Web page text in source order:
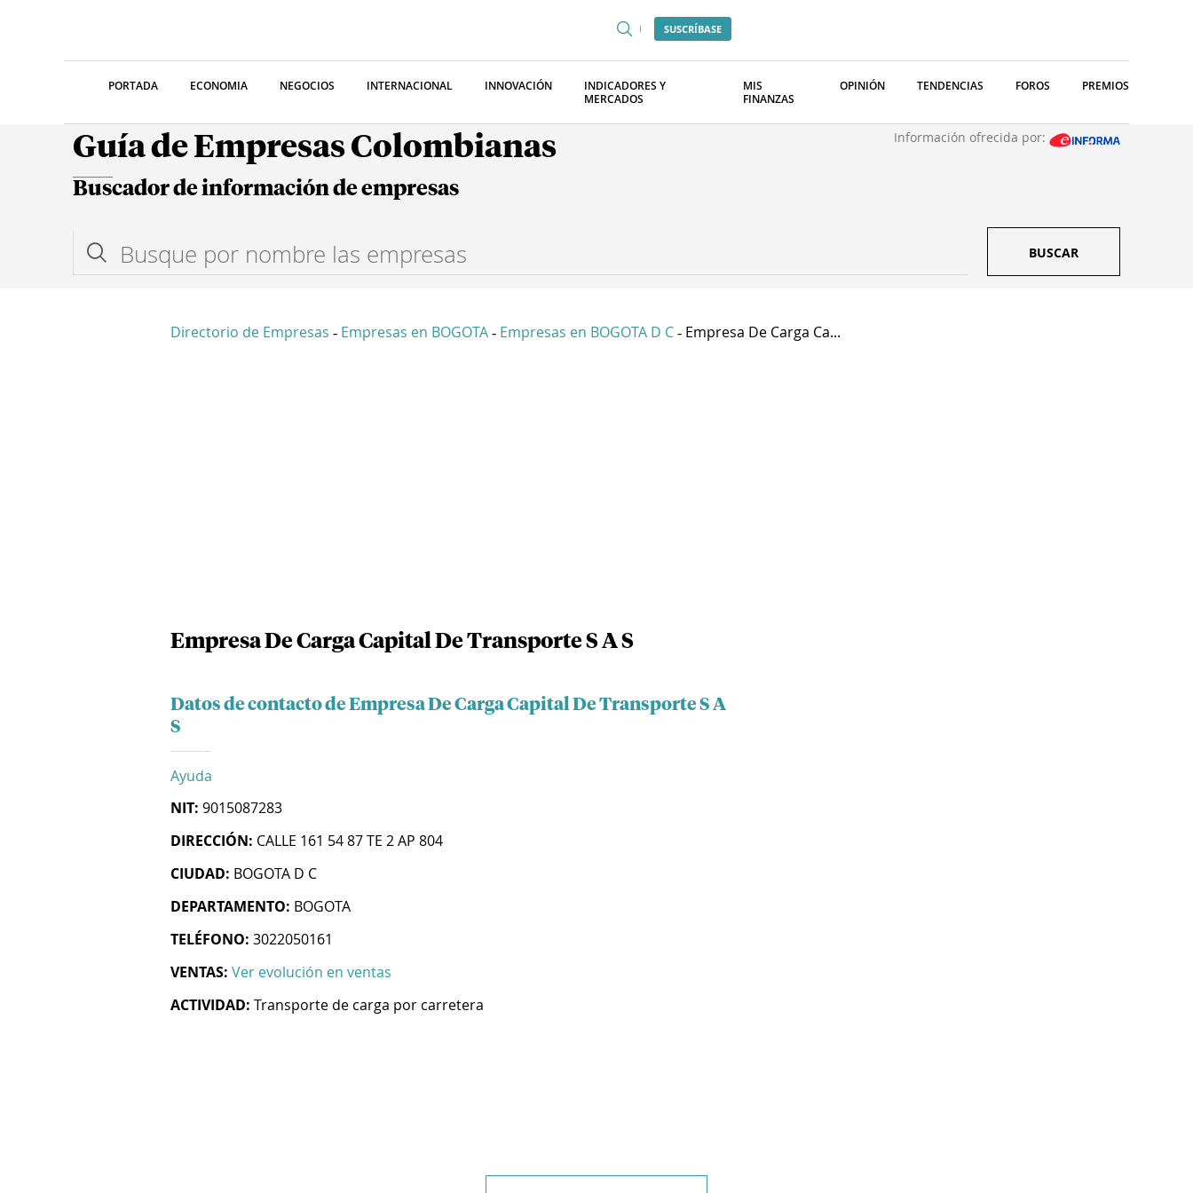
SUSCRÍBASE
PORTADA ECONOMIA NEGOCIOS INTERNACIONAL INNOVACIÓN
INDICADORES Y
MERCADOS
MIS
FINANZAS
OPINIÓN TENDENCIAS FOROS PREMIOS
Guía de Empresas Colombianas Información ofrecida por:
Buscador de información de empresas
BUSCAR
Directorio de Empresas - Empresas en BOGOTA - Empresas en BOGOTA D C - Empresa De Carga Ca...
Empresa De Carga Capital De Transporte S A S
Datos de contacto de Empresa De Carga Capital De Transporte S A
S
Ayuda
NIT: 9015087283
DIRECCIÓN: CALLE 161 54 87 TE 2 AP 804
CIUDAD: BOGOTA D C
DEPARTAMENTO: BOGOTA
TELÉFONO: 3022050161
VENTAS: Ver evolución en ventas
ACTIVIDAD: Transporte de carga por carretera